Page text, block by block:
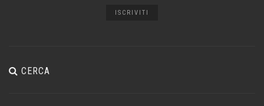
ISCRIVITI
CERCA